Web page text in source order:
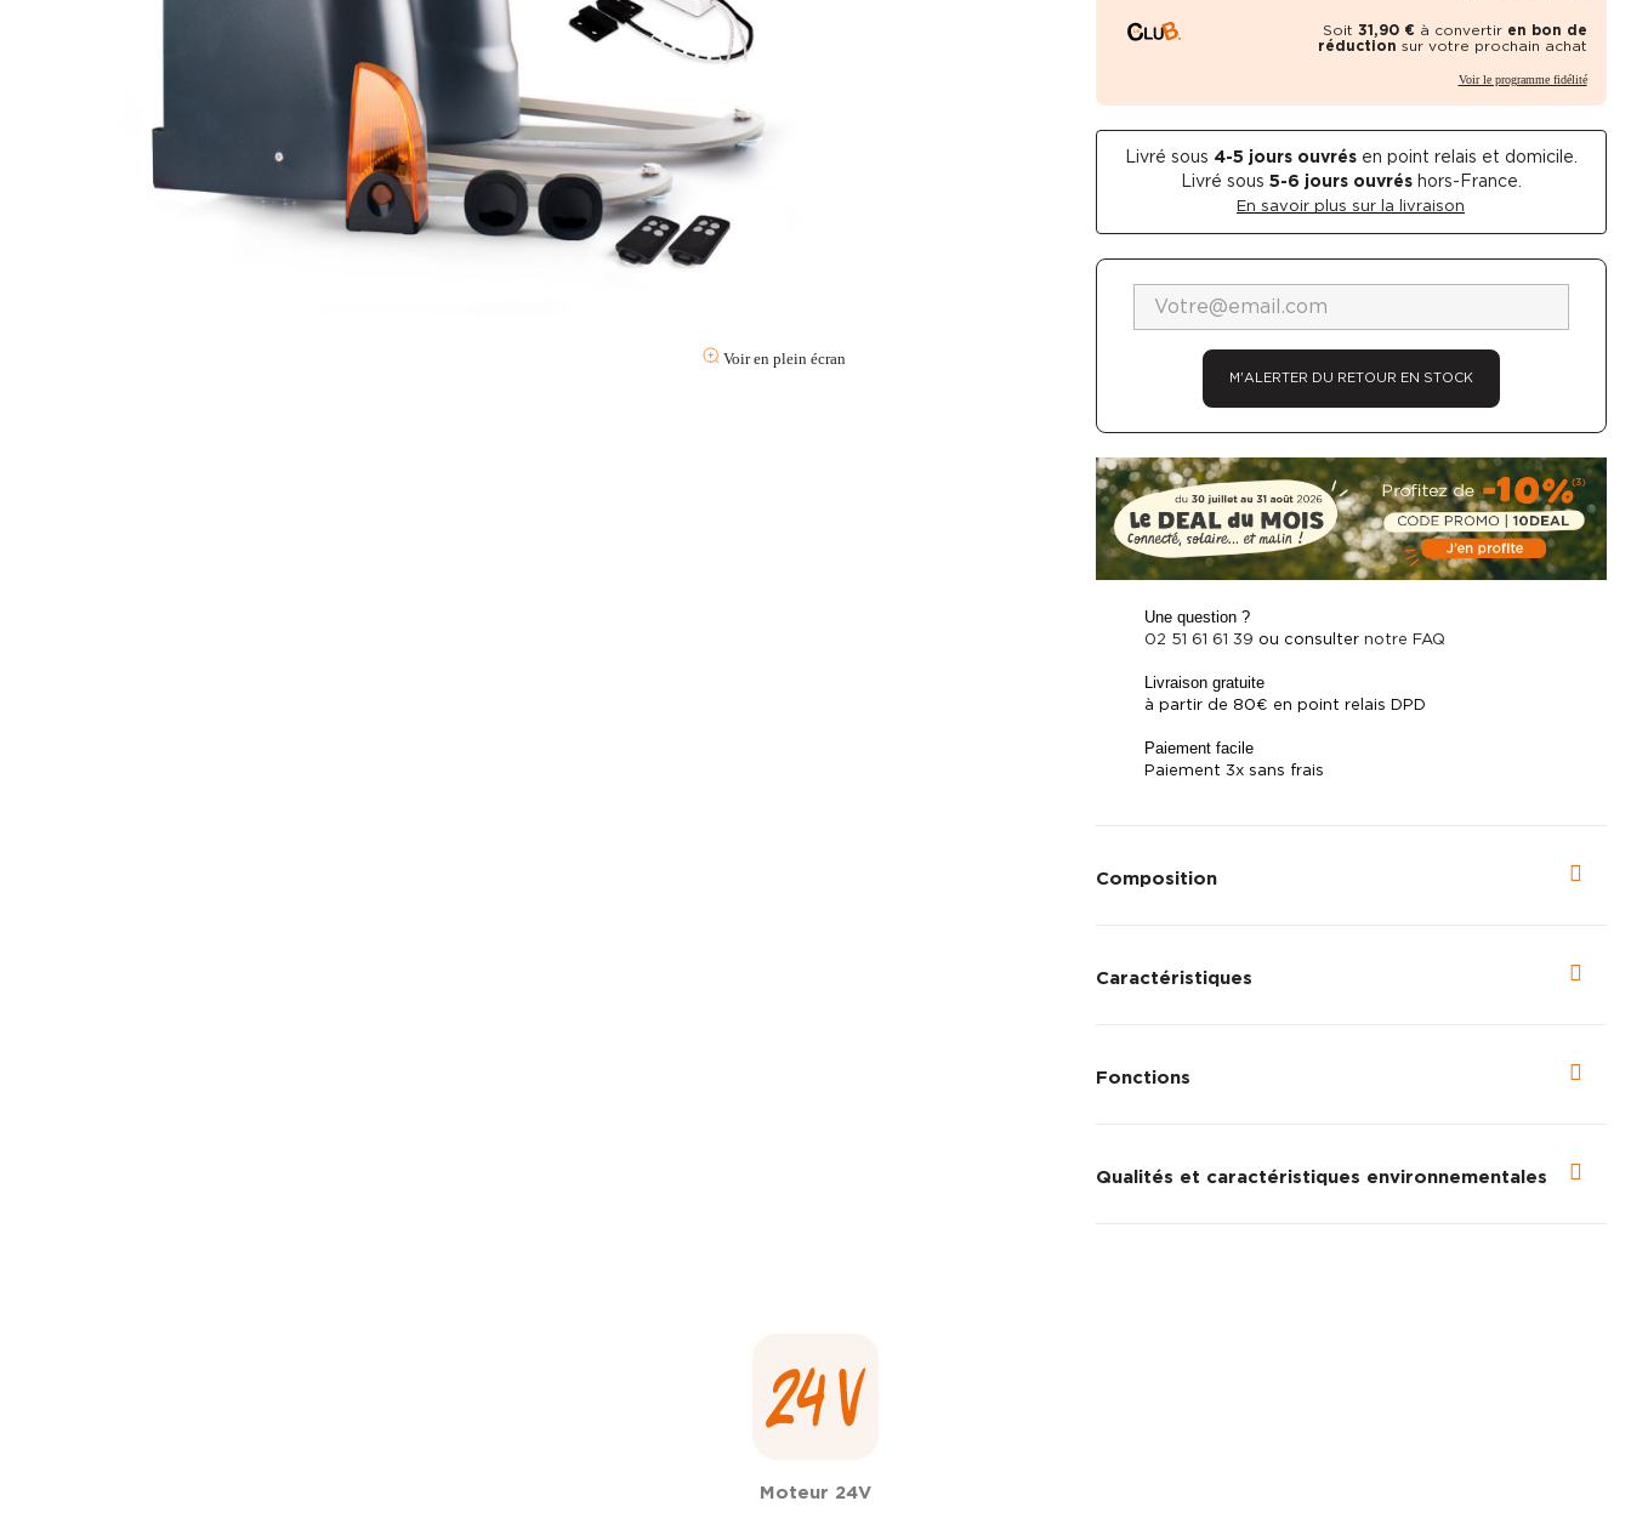
Voir en plein écran
Soit 31,90 €à convertiren bon de
réduction sur votre prochain achat
Voir le programme fidélité
Livré sous 4-5 jours ouvrésen point relais et domicile.
Livré sous 5-6 jours ouvréshors-France.
En savoir plus sur la livraison
M'ALERTER DU RETOUR EN STOCK
Une question ?
02 51 61 61 39 ou consulternotre FAQ
Livraison gratuite
à partir de 80€ en point relais DPD
Paiement facile
Paiement 3x sans frais
Composition
Caractéristiques
Fonctions
Qualités et caractéristiques environnementales
Moteur 24V